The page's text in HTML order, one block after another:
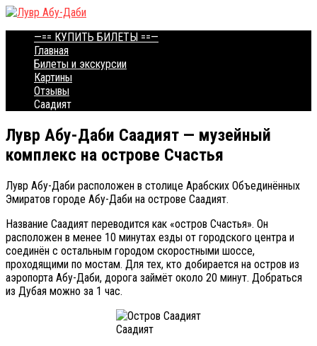
Перейти
контенту—== КУПИТЬ БИЛЕТЫ ==—
Главная
Билеты и экскурсии
Картины
Отзывы
Саадият
Лувр Абу-Даби Саадият — музейный
комплекс на острове Счастья
Лувр Абу-Даби расположен в столице Арабских Объединённых
Эмиратов городе Абу-Даби на острове Саадият.
Название Саадият переводится как «остров Счастья». Он
расположен в менее 10 минутах езды от городского центра и
соединён с остальным городом скоростными шоссе,
проходящими по мостам. Для тех, кто добирается на остров из
аэропорта Абу-Даби, дорога займёт около 20 минут. Добраться
из Дубая можно за 1 час.
Саадият